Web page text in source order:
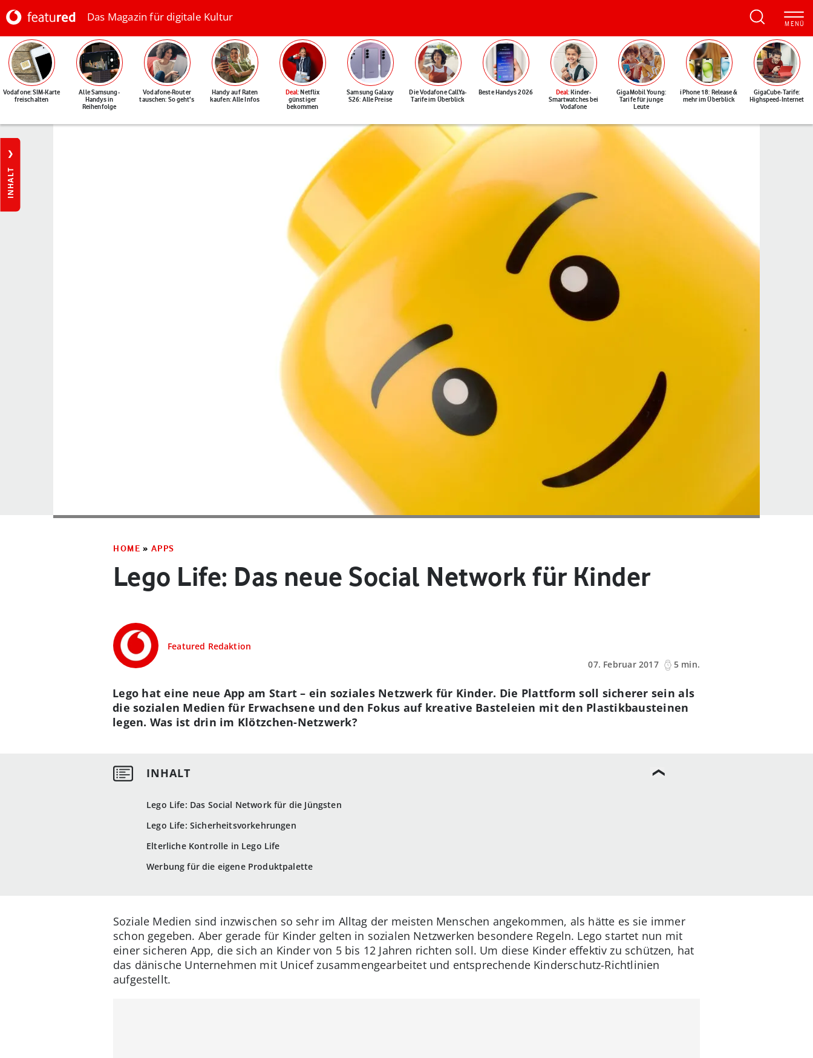
Das Magazin für digitale Kultur
Vodafone: SIM-Karte
freischalten
Alle Samsung-
Handys in
Reihenfolge
Vodafone-Router
tauschen: So geht's
Handy auf Raten
kaufen: Alle Infos
Deal: Netflix
günstiger
bekommen
Samsung Galaxy
S26: Alle Preise
Die Vodafone CallYa-
Tarife im Überblick
Beste Handys 2026 Deal: Kinder-
Smartwatches bei
Vodafone
GigaMobil Young:
Tarife für junge
Leute
iPhone 18: Release &
mehr im Überblick
GigaCube-Tarife:
Highspeed-Internet
INHALT
HOME » APPS
Lego Life: Das neue Social Network für Kinder
Featured Redaktion
07. Februar 2017
5 min.
Lego Life: Das Social Network für die Jüngsten
Lego Life: Sicherheitsvorkehrungen
Elterliche Kontrolle in Lego Life
Werbung für die eigene Produktpalette
Lego hat eine neue App am Start – ein soziales Netzwerk für Kinder. Die Plattform soll sicherer sein als
die sozialen Medien für Erwachsene und den Fokus auf kreative Basteleien mit den Plastikbausteinen
legen. Was ist drin im Klötzchen-Netzwerk?
Soziale Medien sind inzwischen so sehr im Alltag der meisten Menschen angekommen, als hätte es sie immer
schon gegeben. Aber gerade für Kinder gelten in sozialen Netzwerken besondere Regeln. Lego startet nun mit
einer sicheren App, die sich an Kinder von 5 bis 12 Jahren richten soll. Um diese Kinder effektiv zu schützen, hat
das dänische Unternehmen mit Unicef zusammengearbeitet und entsprechende Kinderschutz-Richtlinien
aufgestellt.